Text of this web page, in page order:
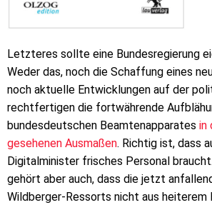
Letzteres sollte eine Bundesregierung
Weder das, noch die Schaffung eines
noch aktuelle Entwicklungen auf der
rechtfertigen die fortwährende
bundesdeutschen Beamtenapparates in
gesehenen Ausmaßen. Richtig ist, dass
Digitalminister frisches Personal
gehört aber auch, dass die jetzt
Wildberger-Ressorts nicht aus heiterem